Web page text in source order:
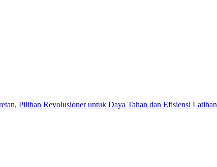
Pilihan Revolusioner untuk Daya Tahan dan Efisiensi Latihan